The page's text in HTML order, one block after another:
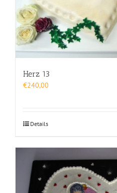
Herz 13
€240,00
Details